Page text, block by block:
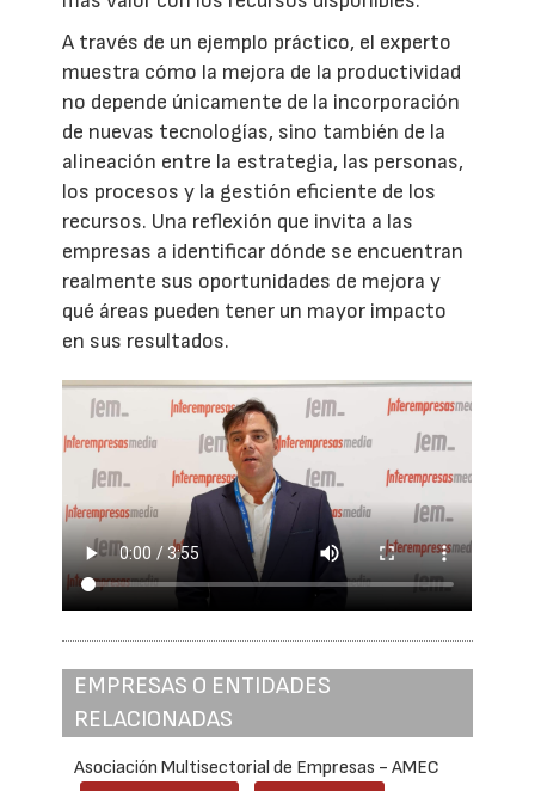
A través de un ejemplo práctico, el experto
muestra cómo la mejora de la productividad
no depende únicamente de la incorporación
de nuevas tecnologías, sino también de la
alineación entre la estrategia, las personas,
los procesos y la gestión eficiente de los
recursos. Una reflexión que invita a las
empresas a identificar dónde se encuentran
realmente sus oportunidades de mejora y
qué áreas pueden tener un mayor impacto
en sus resultados.
EMPRESAS O ENTIDADES
RELACIONADAS
Asociación Multisectorial de Empresas - AMEC